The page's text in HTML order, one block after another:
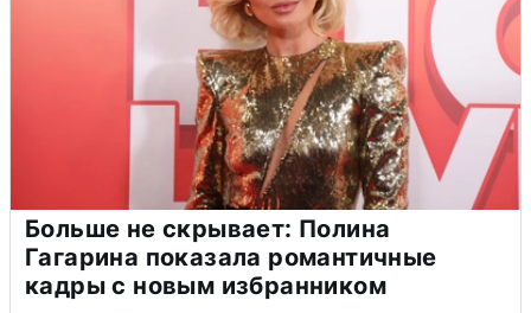
Больше не скрывает: Полина
Гагарина показала романтичные
кадры с новым избранником